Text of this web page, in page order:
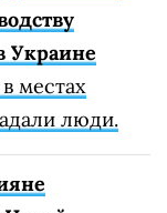
Украине
местах
люди.